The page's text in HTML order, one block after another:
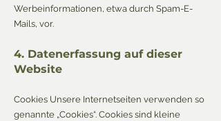
Werbeinformationen, etwa durch Spam-E-
Mails, vor.
4. Datenerfassung auf dieser
Website
Cookies Unsere Internetseiten verwenden so
genannte „Cookies“. Cookies sind kleine